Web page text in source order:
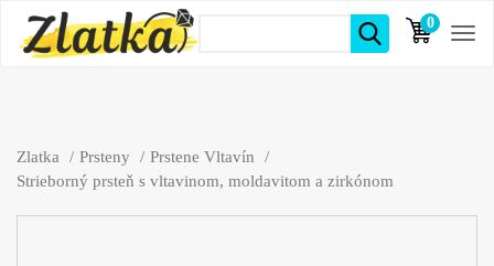
0
položiek
Zlatka Prsteny
Prstene Vltavín
Strieborný prsteň s vltavinom, moldavitom a zirkónom